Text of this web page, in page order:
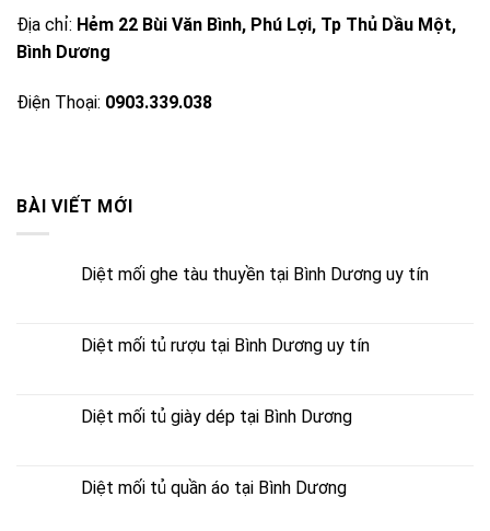
Địa chỉ: Hẻm 22 Bùi Văn Bình, Phú Lợi, Tp Thủ Dầu Một,
Bình Dương
Điện Thoại: 0903.339.038
BÀI VIẾT MỚI
Diệt mối ghe tàu thuyền tại Bình Dương uy tín
Diệt mối tủ rượu tại Bình Dương uy tín
Diệt mối tủ giày dép tại Bình Dương
Diệt mối tủ quần áo tại Bình Dương